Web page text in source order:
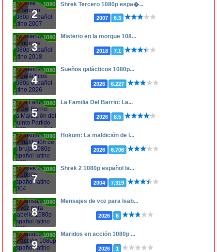
2
1080p Shrek Tercero 1080p espa�...
2007 6.3
3
1080p Misterio en la morgue 108...
2018 7.1
4
1080p Sueños galácticos 1080p...
2026 6.227
5
1080p La Familia Del Barrio: La...
2026 8.5
6
1080p Hokum: La maldición de l...
2026 6.706
7
1080p Shrek 2 1080p español la...
2004 7.319
8
1080p Mensajes de voz para Isab...
2026 6
9
1080p Maridos en acción 1080p ...
2026 1